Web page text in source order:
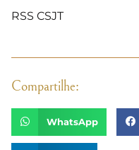
RSS CSJT
Compartilhe:
WhatsApp